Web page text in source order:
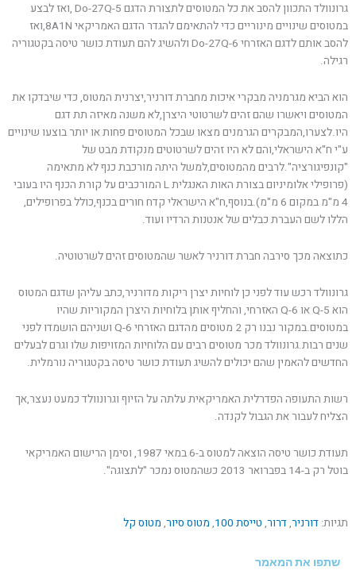
גרונוולד התכוון להסב את כל המטוסים לתצורת הדגם Do-27Q-5 ,ואז לבצע
במטוסים שינויים מינוריים כדי להתאימם להגדר הדגם האמריקאי 8A1N,ואז
להסב אותם לדגם האזרחי Do-27Q-6 ולהשיג להם תעודת כושר טיסה בקטגוריה
רגילה.
הוא הביא מגרמניה מבקרי איכות מחברת דורניר,יצרנית המטוס, כדי שיבדקו את
המטוסים ויאשרו שהם זהים לשרטוטי היצרן,לא משנה מאיזה תת דגם
היו.לצערו,המבקרים הגרמנים מצאו שבכל המטוסים פחות או יותר בוצעו שינויים
ע"י ח"א הישראלי,והם לא היו זהים לשרטוטים מנקודת מבט של
"קונפיגורציה".לרבים מהמטוסים,למשל היתה מורכבת כנף לא מתאימה
(פרופילי אלומיניום בצורת האות האנגלית L המורכבים על קורת הכנף היו בעובי
4 מ"מ במקום 6 מ"מ).בנוסף,ח"א הישראלי קדח חורים בכנף,כולל בפרופילים,
הללו לשם העברת כבלים של אנטנות הרדיו ועוד.
כתוצאה מכך סירבה חברת דורניר לאשר שהמטוסים זהים לשרטוטיה.
גרונוולד רכש עוד לפני כן לוחיות יצרן ריקות מדורניר,כתב עליהן שדגם המטוס
הוא Q-5 או Q-6 האזרחי, והחליף אותן בלוחיות היצרן המקוריות שהיו
במטוסים.במקור נבנו רק 2 מטוסים מהדגם האזרחי Q-6 ושניהם הושמדו לפני
שנים רבות.גרונוולד מכר מטוסים רבים עם הלוחיות המזויפות שלו וגרם לבעלים
החדשים להאמין שהם יכולים להשיג תעודת כושר טיסה בקטגוריה נורמלית.
רשות התעופה הפדרלית האמריקאית עלתה על הזיוף וגרונוולד כמעט נעצר,אך
הצליח לעבור את הגבול לקנדה.
תעודת כושר טיסה הוצאה למטוס ב-6 במאי 1987, וסימן הרישום האמריקאי
בוטל רק ב-14 בפברואר 2013 כשהמטוס נמכר "לתצוגה".
תגיות: דורניר,דרור, טייסת 100 , מטוס סיור, מטוס קל
שתפו את המאמר